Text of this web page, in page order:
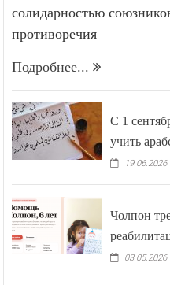
солидарностью
противоречия —
Подробнее...
С 1
учить
19.06.2026
Чолпон
03.05.2026